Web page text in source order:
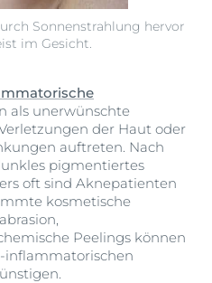
Sonnenstrahlung hervor
im Gesicht.
als unerwünschte
der Haut oder
auftreten. Nach
pigmentiertes
oft sind Aknepatienten
kosmetische
Peelings können
inflammatorischen